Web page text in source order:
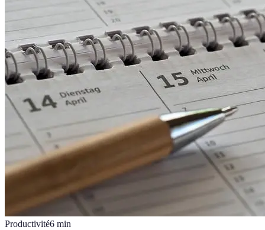
Productivité6 min